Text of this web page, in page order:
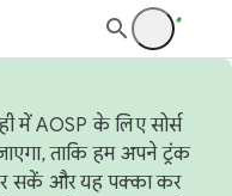
में AOSP के लिए सोर्स
ताकि हम अपने ट्रंक
सकें और यह पक्का कर